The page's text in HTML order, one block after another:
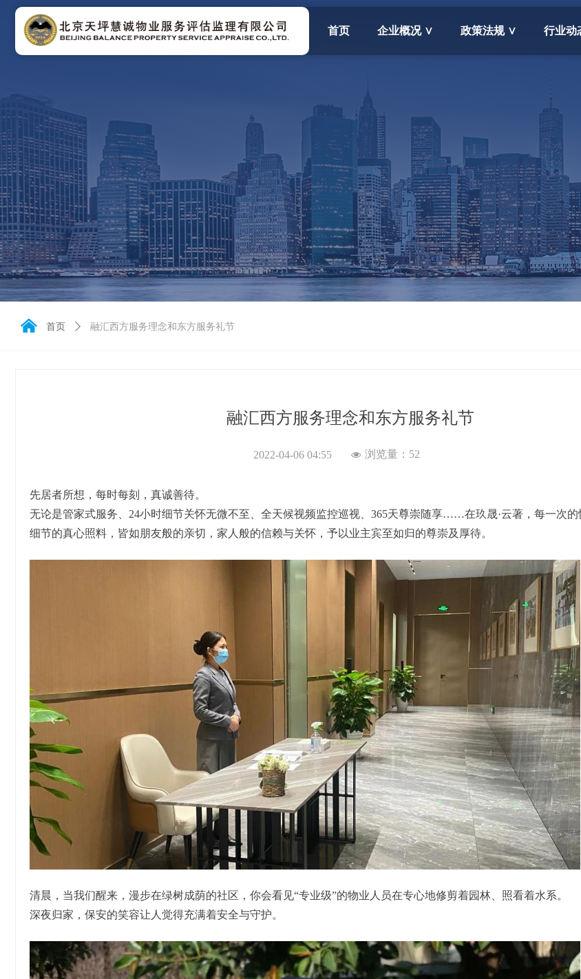
首页 企业概况 ∨ 政策法规 ∨ 行业动
낀 首页 ꄲ 融汇西方服务理念和东方服务礼节
融汇西方服务理念和东方服务礼节
2022-04-06 04:55 넶 浏览量： 52
先居者所想，每时每刻，真诚善待。
无论是管家式服务、24小时细节关怀无微不至、全天候视频监控巡视、365天尊崇随享……在玖晟·云著，每一次的
细节的真心照料，皆如朋友般的亲切，家人般的信赖与关怀，予以业主宾至如归的尊崇及厚待。
清晨，当我们醒来，漫步在绿树成荫的社区，你会看见“专业级”的物业人员在专心地修剪着园林、照看着水系。
深夜归家，保安的笑容让人觉得充满着安全与守护。